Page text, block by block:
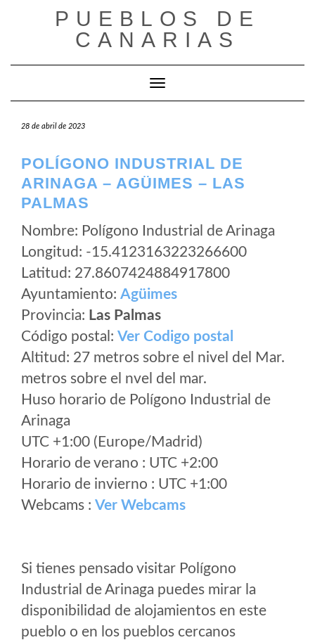
PUEBLOS DE
CANARIAS
Cambiar modo de navegación
28 de abril de 2023
POLÍGONO INDUSTRIAL DE
ARINAGA – AGÜIMES – LAS
PALMAS
Nombre: Polígono Industrial de Arinaga
Longitud: -15.4123163223266600
Latitud: 27.8607424884917800
Ayuntamiento: Agüimes
Provincia: Las Palmas
Código postal: Ver Codigo postal
Altitud: 27 metros sobre el nivel del Mar.
metros sobre el nvel del mar.
Huso horario de Polígono Industrial de
Arinaga
UTC +1:00 (Europe/Madrid)
Horario de verano : UTC +2:00
Horario de invierno : UTC +1:00
Webcams : Ver Webcams
Si tienes pensado visitar Polígono
Industrial de Arinaga puedes mirar la
disponibilidad de alojamientos en este
pueblo o en los pueblos cercanos